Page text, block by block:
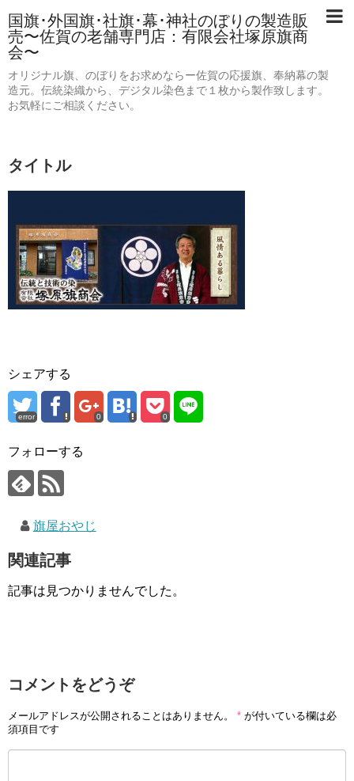
国旗･外国旗･社旗･幕･神社のぼりの製造販
売〜佐賀の老舗専門店：有限会社塚原旗商
会〜
オリジナル旗、のぼりをお求めならー佐賀の応援旗、奉納幕の製
造元。伝統染織から、デジタル染色まで１枚から製作致します。
お気軽にご相談ください。
タイトル
シェアする
error 0 0
フォローする
旗屋おやじ
関連記事
記事は見つかりませんでした。
コメントをどうぞ
メールアドレスが公開されることはありません。 * が付いている欄は必
須項目です